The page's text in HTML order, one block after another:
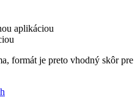
aplikáciou
formát je preto vhodný skôr pre